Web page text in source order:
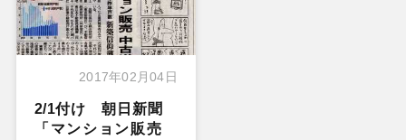
2017年02月04日
2/1付け 朝日新聞
「マンション販売